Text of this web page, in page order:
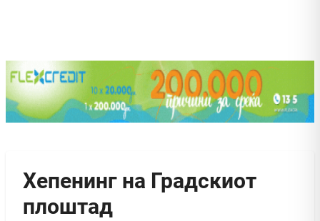
Хепенинг на Градскиот
плоштад